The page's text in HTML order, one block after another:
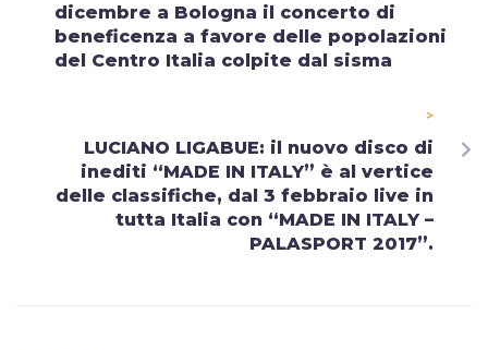
dicembre a Bologna il concerto di
beneficenza a favore delle popolazioni
del Centro Italia colpite dal sisma
>
LUCIANO LIGABUE: il nuovo disco di
inediti “MADE IN ITALY” è al vertice
delle classifiche, dal 3 febbraio live in
tutta Italia con “MADE IN ITALY –
PALASPORT 2017”.